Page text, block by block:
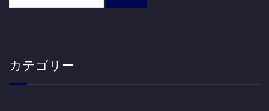
カテゴリー